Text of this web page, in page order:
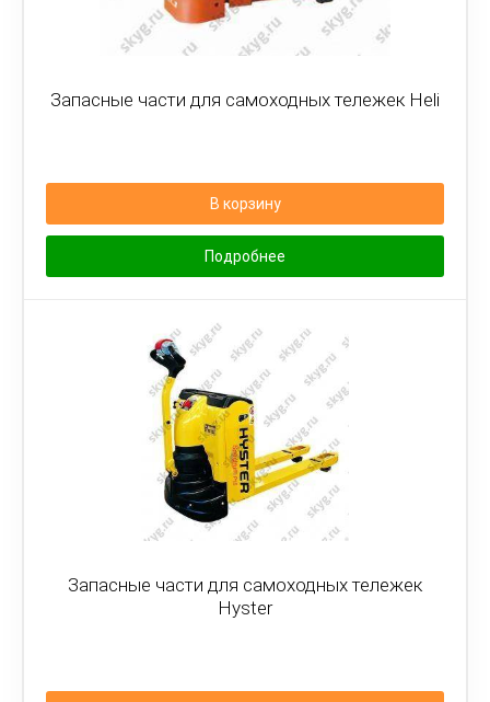
Запасные части для самоходных тележек Heli
В корзину
Подробнее
Запасные части для самоходных тележек
Hyster